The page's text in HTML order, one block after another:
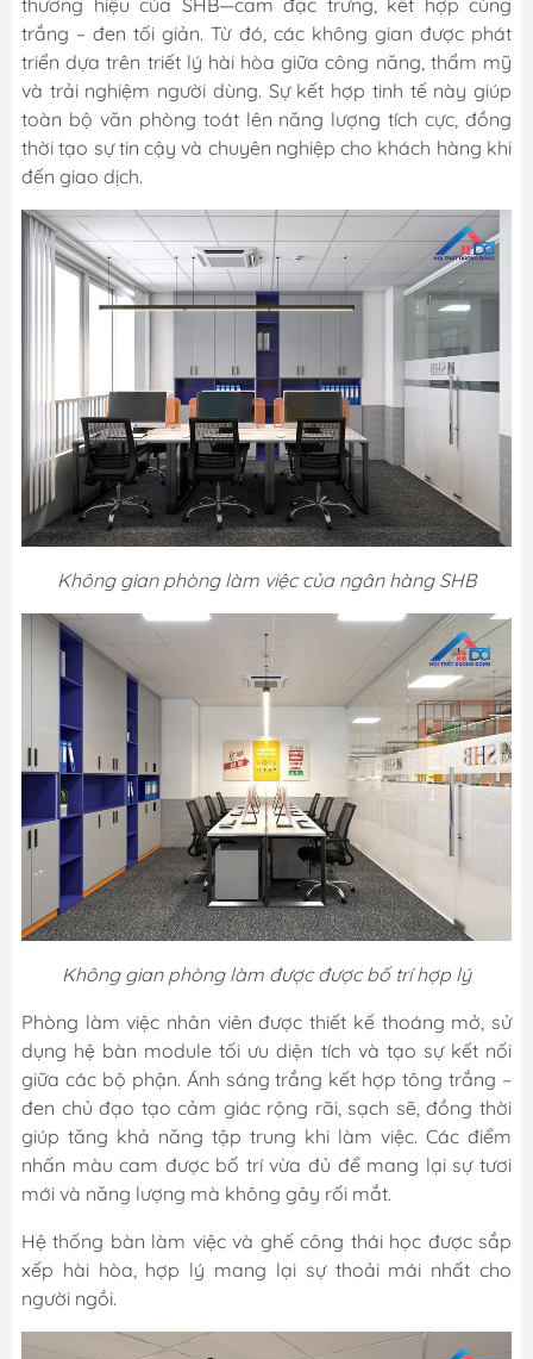
thương hiệu của SHB—cam đặc trưng, kết hợp cùng
trắng – đen tối giản. Từ đó, các không gian được phát
triển dựa trên triết lý hài hòa giữa công năng, thẩm mỹ
và trải nghiệm người dùng. Sự kết hợp tinh tế này giúp
toàn bộ văn phòng toát lên năng lượng tích cực, đồng
thời tạo sự tin cậy và chuyên nghiệp cho khách hàng khi
đến giao dịch.
Không gian phòng làm việc của ngân hàng SHB
Không gian phòng làm được được bố trí hợp lý
Phòng làm việc nhân viên được thiết kế thoáng mở, sử
dụng hệ bàn module tối ưu diện tích và tạo sự kết nối
giữa các bộ phận. Ánh sáng trắng kết hợp tông trắng –
đen chủ đạo tạo cảm giác rộng rãi, sạch sẽ, đồng thời
giúp tăng khả năng tập trung khi làm việc. Các điểm
nhấn màu cam được bố trí vừa đủ để mang lại sự tươi
mới và năng lượng mà không gây rối mắt.
Hệ thống bàn làm việc và ghế công thái học được sắp
xếp hài hòa, hợp lý mang lại sự thoải mái nhất cho
người ngồi.